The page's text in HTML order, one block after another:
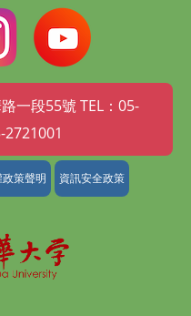
一段55號 TEL：05-
策聲明 資訊安全政策